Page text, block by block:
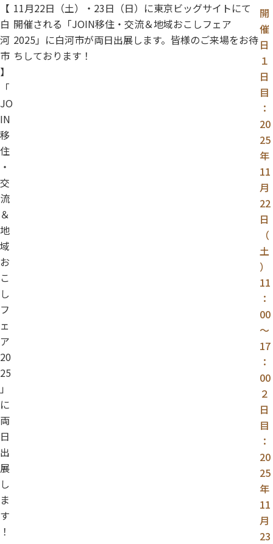
【
白
河
市
】
「
JO
IN
移
住
・
交
流
＆
地
域
お
こ
し
フ
ェ
ア
20
25
」
に
両
日
出
展
し
ま
す
！
11月22日（土）・23日（日）に東京ビッグサイトにて
開催される「JOIN移住・交流＆地域おこしフェア
2025」に白河市が両日出展します。皆様のご来場をお待
ちしております！
開
催
日
１
日
目
：
20
25
年
11
月
22
日
（
土
）
11
：
00
～
17
：
00
２
日
目
：
20
25
年
11
月
23